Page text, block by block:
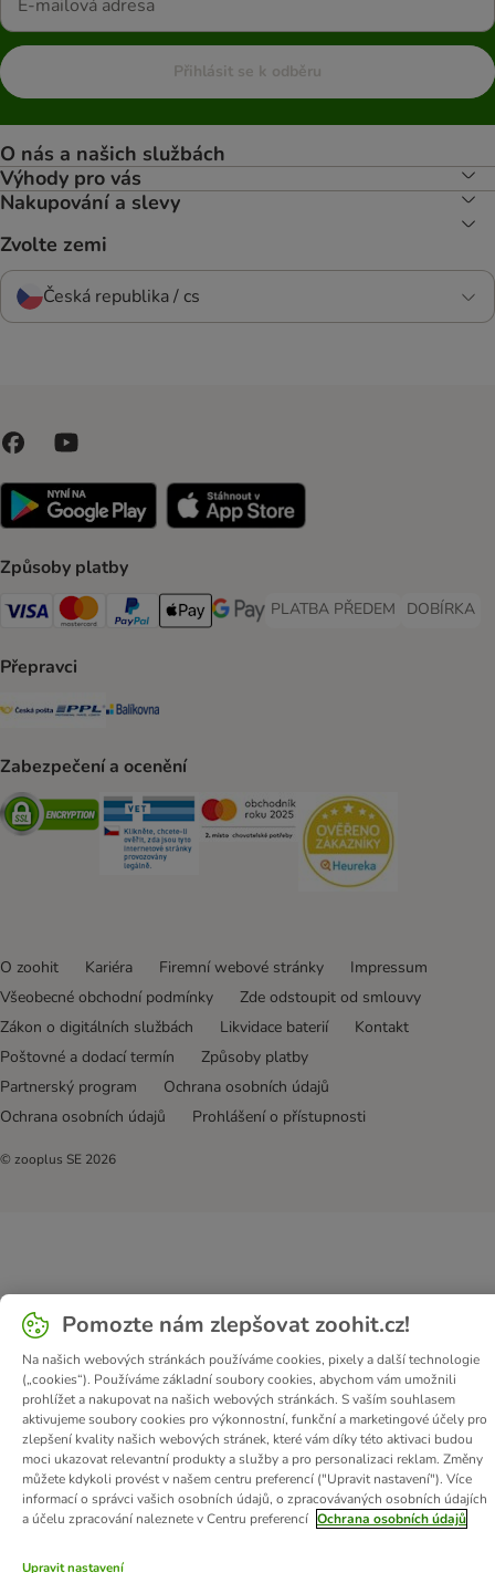
Přihlásit se k odběru
O nás a našich službách
Výhody pro vás
Nakupování a slevy
Zvolte zemi
Česká republika / cs
Způsoby platby
Visa Payment Method
Mastercard Payment Method
PayPal Payment Method
Apple pay Payment Method
GooglePay Payment Method
PLATBA PŘEDEM
PLATBA PŘEDEM Payment
DOBÍRKA
DOBÍRKA
Přepravci
Česká pošta Shipping Method
PPL Shipping Method
Balíkovna Shipping Method
Zabezpečení a ocenění
Security Security Security
O zoohit Kariéra Firemní webové stránky
Impressum
Všeobecné obchodní podmínky
Zde odstoupit od smlouvy
Zákon o digitálních službách
Likvidace baterií
Kontakt
Poštovné a dodací termín
Způsoby platby
Partnerský program
Ochrana osobních údajů
Ochrana osobních údajů
Prohlášení o přístupnosti
© zooplus SE 2026
Pomozte nám zlepšovat zoohit.cz!
Na našich webových stránkách používáme cookies, pixely a další technologie
(„cookies“). Používáme základní soubory cookies, abychom vám umožnili
prohlížet a nakupovat na našich webových stránkách. S vaším souhlasem
aktivujeme soubory cookies pro výkonnostní, funkční a marketingové účely pro
zlepšení kvality našich webových stránek, které vám díky této aktivaci budou
moci ukazovat relevantní produkty a služby a pro personalizaci reklam. Změny
můžete kdykoli provést v našem centru preferencí ("Upravit nastavení"). Více
informací o správci vašich osobních údajů, o zpracovávaných osobních údajích
a účelu zpracování naleznete v Centru preferencí Ochrana osobních údajů
Upravit nastavení